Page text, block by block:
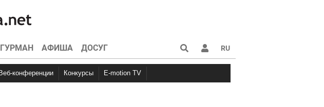
ГУРМАН АФИША ДОСУГ RU
Веб-конференции Конкурсы E-motion TV